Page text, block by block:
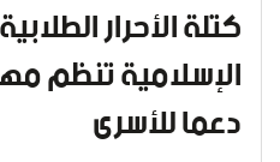
كتلة الأحرار
الإسلامية تنظم
دعما للأسرى